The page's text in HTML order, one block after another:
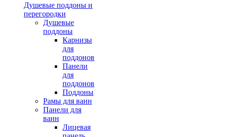
Душевые поддоны и
перегородки
Душевые
поддоны
Карнизы
для
поддонов
Панели
для
поддонов
Поддоны
Рамы для ванн
Панели для
ванн
Лицевая